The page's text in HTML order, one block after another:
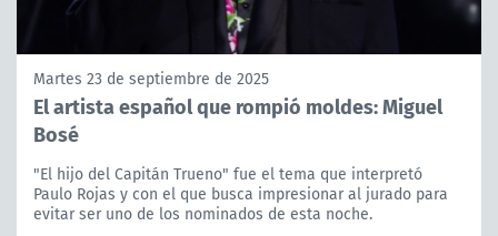
Martes 23 de septiembre de 2025
El artista español que rompió moldes: Miguel
Bosé
"El hijo del Capitán Trueno" fue el tema que interpretó
Paulo Rojas y con el que busca impresionar al jurado para
evitar ser uno de los nominados de esta noche.